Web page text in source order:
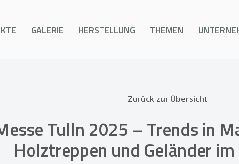
GALERIE HERSTELLUNG THEMEN
Zurück zur Übersicht
Tulln 2025 – Trends in
Holztreppen und Geländer